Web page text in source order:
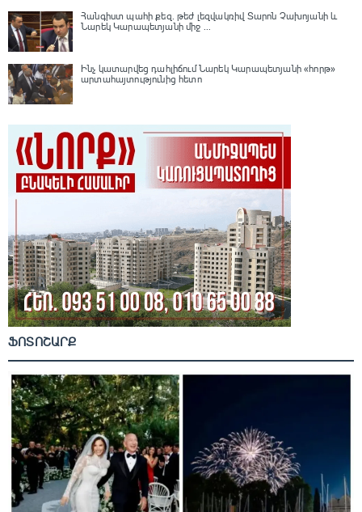
Հանգիստ պահի քեզ. թեժ լեզվակռիվ Տարոն Չախոյանի և
Նարեկ Կարապետյանի միջ ...
Ինչ կատարվեց դահլիճում Նարեկ Կարապետյանի «հորթ»
արտահայտությունից հետո
ՖՈՏՈՇԱՐՔ